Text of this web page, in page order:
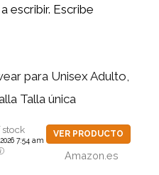
escribir. Escribe
para Unisex Adulto,
Talla única
stock
7:54 am
VER PRODUCTO
Amazon.es